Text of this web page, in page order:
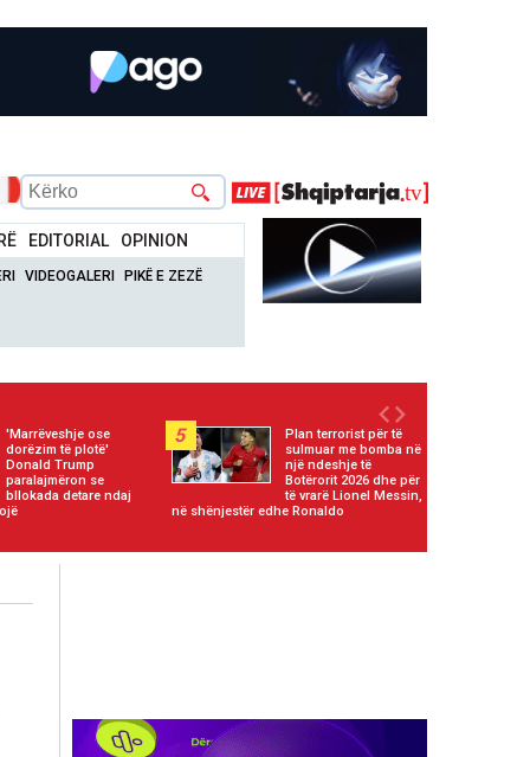
EDITORIAL OPINION
VIDEOGALERI PIKË E ZEZË
'Marrëveshje ose
dorëzim të plotë'
Donald Trump
paralajmëron se
bllokada detare ndaj
5
Plan terrorist për të
sulmuar me bomba në
një ndeshje të
Botërorit 2026 dhe për
të vrarë Lionel Messin,
në shënjestër edhe Ronaldo